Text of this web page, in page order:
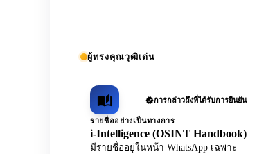
ผู้ทรงคุณวุฒิเด่น
การกล่าวถึงที่ได้รับการยืนยัน
รายชื่ออย่างเป็นทางการ
i-Intelligence (OSINT Handbook)
มีรายชื่ออยู่ในหน้า WhatsApp เฉพาะ